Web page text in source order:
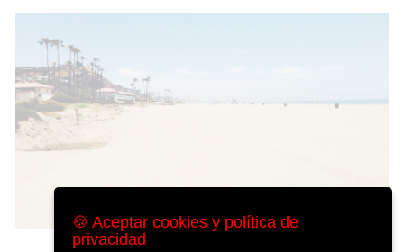
🍪 Aceptar cookies y política de
privacidad